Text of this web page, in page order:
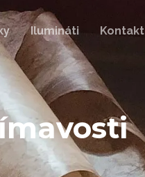
Ilumináti Kontakt